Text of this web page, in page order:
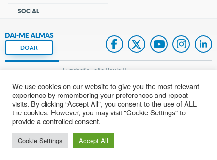
SOCIAL
DAI-ME ALMAS
DOAR
Fundação João Paulo II
Pedido de Oração
Mapa do site
cancaonova.com© 2002 – 2026Todos os direitos reservados.
We use cookies on our website to give you the most relevant
experience by remembering your preferences and repeat
visits. By clicking “Accept All”, you consent to the use of ALL
the cookies. However, you may visit "Cookie Settings" to
provide a controlled consent.
Cookie Settings Accept All